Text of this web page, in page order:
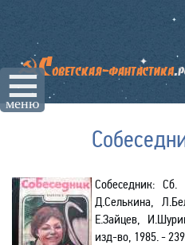
☰
меню
Собеседник:
Д.Селькина,
Е.Зайцев,
изд-во, 1985. -